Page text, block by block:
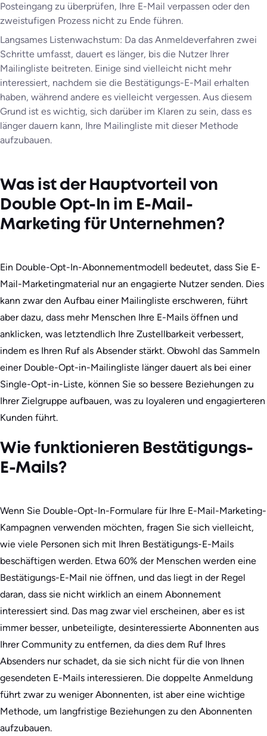
Posteingang zu überprüfen, Ihre E-Mail verpassen oder den
zweistufigen Prozess nicht zu Ende führen.
Langsames Listenwachstum: Da das Anmeldeverfahren zwei
Schritte umfasst, dauert es länger, bis die Nutzer Ihrer
Mailingliste beitreten. Einige sind vielleicht nicht mehr
interessiert, nachdem sie die Bestätigungs-E-Mail erhalten
haben, während andere es vielleicht vergessen. Aus diesem
Grund ist es wichtig, sich darüber im Klaren zu sein, dass es
länger dauern kann, Ihre Mailingliste mit dieser Methode
aufzubauen.
Was ist der Hauptvorteil von
Double Opt-In im E-Mail-
Marketing für Unternehmen?
Ein Double-Opt-In-Abonnementmodell bedeutet, dass Sie E-
Mail-Marketingmaterial nur an engagierte Nutzer senden. Dies
kann zwar den Aufbau einer Mailingliste erschweren, führt
aber dazu, dass mehr Menschen Ihre E-Mails öffnen und
anklicken, was letztendlich Ihre Zustellbarkeit verbessert,
indem es Ihren Ruf als Absender stärkt. Obwohl das Sammeln
einer Double-Opt-in-Mailingliste länger dauert als bei einer
Single-Opt-in-Liste, können Sie so bessere Beziehungen zu
Ihrer Zielgruppe aufbauen, was zu loyaleren und engagierteren
Kunden führt.
Wie funktionieren Bestätigungs-
E-Mails?
Wenn Sie Double-Opt-In-Formulare für Ihre E-Mail-Marketing-
Kampagnen verwenden möchten, fragen Sie sich vielleicht,
wie viele Personen sich mit Ihren Bestätigungs-E-Mails
beschäftigen werden. Etwa 60% der Menschen werden eine
Bestätigungs-E-Mail nie öffnen, und das liegt in der Regel
daran, dass sie nicht wirklich an einem Abonnement
interessiert sind. Das mag zwar viel erscheinen, aber es ist
immer besser, unbeteiligte, desinteressierte Abonnenten aus
Ihrer Community zu entfernen, da dies dem Ruf Ihres
Absenders nur schadet, da sie sich nicht für die von Ihnen
gesendeten E-Mails interessieren. Die doppelte Anmeldung
führt zwar zu weniger Abonnenten, ist aber eine wichtige
Methode, um langfristige Beziehungen zu den Abonnenten
aufzubauen.